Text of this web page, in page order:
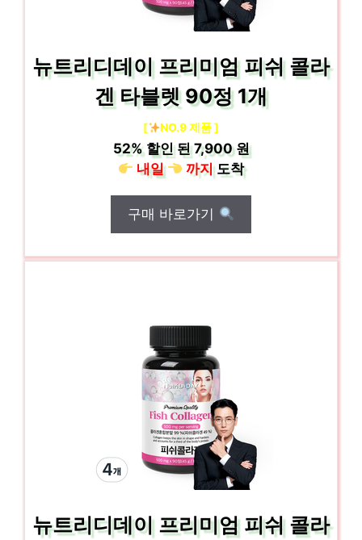
뉴트리디데이 프리미엄 피쉬 콜라
겐 타블렛 90정 1개
[ NO.9 제품 ]
52%할인 된7,900 원
내일
까지도착
구매 바로가기
뉴트리디데이 프리미엄 피쉬 콜라